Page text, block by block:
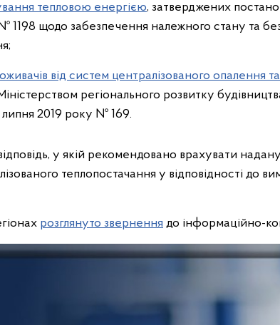
тепловою енергією, затверджених
1198 щодо забезпечення належного стану та
від систем централізованого опалення
регіонального розвитку
липня 2019 року № 169.
у якій рекомендовано врахувати
теплопостачання у відповідності до
розглянуто звернення до інформаційно-